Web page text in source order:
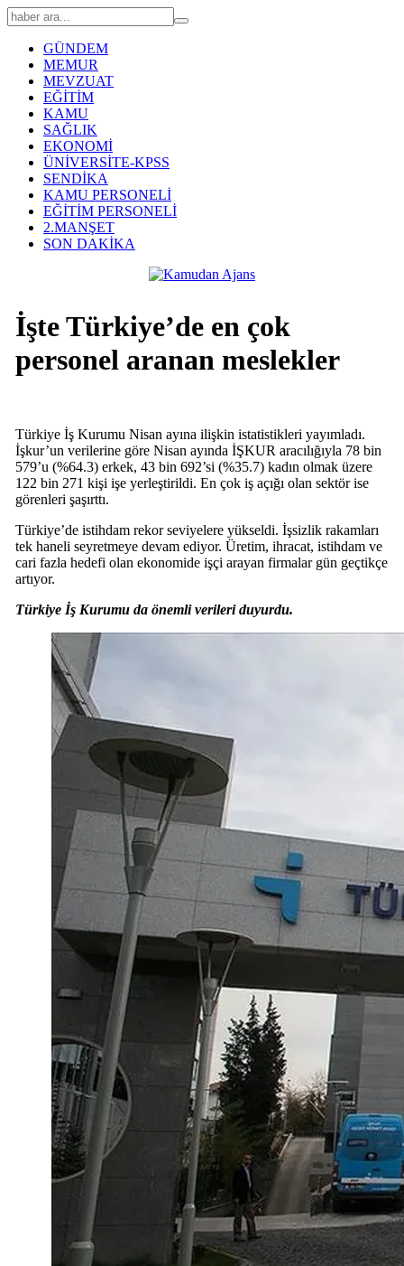
GÜNDEM
MEMUR
MEVZUAT
EĞİTİM
KAMU
SAĞLIK
EKONOMİ
ÜNİVERSİTE-KPSS
SENDİKA
KAMU PERSONELİ
EĞİTİM PERSONELİ
2.MANŞET
SON DAKİKA
İşte Türkiye’de en çok
personel aranan meslekler
Türkiye İş Kurumu Nisan ayına ilişkin istatistikleri yayımladı.
İşkur’un verilerine göre Nisan ayında İŞKUR aracılığıyla 78 bin
579’u (%64.3) erkek, 43 bin 692’si (%35.7) kadın olmak üzere
122 bin 271 kişi işe yerleştirildi. En çok iş açığı olan sektör ise
görenleri şaşırttı.
Türkiye’de istihdam rekor seviyelere yükseldi. İşsizlik rakamları
tek haneli seyretmeye devam ediyor. Üretim, ihracat, istihdam ve
cari fazla hedefi olan ekonomide işçi arayan firmalar gün geçtikçe
artıyor.
Türkiye İş Kurumu da önemli verileri duyurdu.